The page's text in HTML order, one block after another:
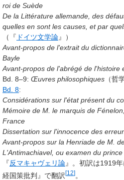
roi de Suède
De la Littérature allemande, des
quelles en sont les causes, et par
（『 ドイツ文学論』）
Avant-propos de l'extrait du
Bayle
Avant-propos de l'abrégé de l'histoire
Bd. 8–9: Œuvres philosophiques （哲
Bd. 8:
Considérations sur l'état présent du
Mémoire de M. le marquis de
France
Dissertation sur l'innocence des
Avant-propos sur la Henriade de M.
L'Antimachiavel, ou examen du
『反マキャヴェリ論』。初訳は1919
経国策批判』で翻訳 [12] 。